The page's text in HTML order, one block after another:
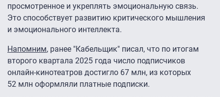
просмотренное и укреплять эмоциональную связь.
Это способствует развитию критического мышления
и эмоционального интеллекта.
Напомним, ранее "Кабельщик" писал, что по итогам
второго квартала 2025 года число подписчиков
онлайн-кинотеатров достигло 67 млн, из которых
52 млн оформляли платные подписки.